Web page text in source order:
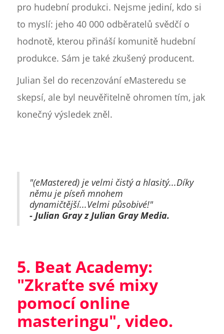
pro hudební produkci. Nejsme jediní, kdo si
to myslí: jeho 40 000 odběratelů svědčí o
hodnotě, kterou přináší komunitě hudební
produkce. Sám je také zkušený producent.
Julian šel do recenzování eMasteredu se
skepsí, ale byl neuvěřitelně ohromen tím, jak
konečný výsledek zněl.
"(eMastered) je velmi čistý a hlasitý...Díky
němu je píseň mnohem
dynamičtější...Velmi působivé!"
- Julian Gray z Julian Gray Media.
5. Beat Academy:
"Zkraťte své mixy
pomocí online
masteringu", video.